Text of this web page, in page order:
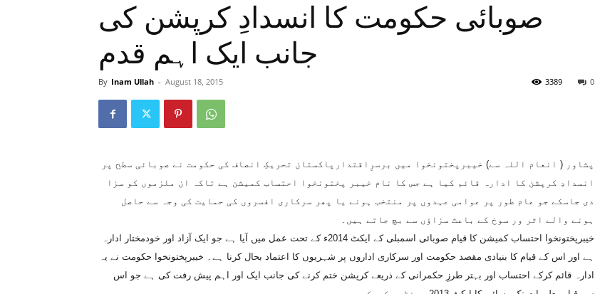
صوبائی حکومت کا انسدادِ کرپشن کی
جانب ایک اہم قدم
By Inam Ullah - August 18, 2015 0
3389
پشاور ( انعام اللہ سے) خیبرپختونخوا میں برسرِاقتدارپاکستان تحریکِ انصاف کی حکومت نے صوبائی سطح پر
انسدادِ کرپشن کا ادارہ قائم کیا ہے جس کا نام خیبر پختونخوا احتساب کمیشن ہے تاکہ ان ملزموں کو سزا
دی جاسکے جو عام طور پر عوامی عہدوں پر منتخب ہونے یا پھر سرکاری افسروں کی حمایت کی وجہ سے حاصل
ہونے والے اثر ور سوخ کے باعث سزاؤں سے بچ جاتے ہیں۔
خیبرپختونخوا احتساب کمیشن کا قیام صوبائی اسمبلی کے ایکٹ 2014ء کے تحت عمل میں آیا ہے جو ایک آزاد اور خودمختار ادارہ
ہے اور اس کے قیام کا بنیادی مقصد حکومت اور سرکاری اداروں پر شہریوں کا اعتماد بحال کرنا ہے۔ خیبرپختونخوا حکومت نے یہ
ادارہ قائم کرکے احتساب اور بہتر طرزِ حکمرانی کے ذریعے کرپشن ختم کرنے کی جانب ایک اور اہم پیش رفت کی ہے جو اس